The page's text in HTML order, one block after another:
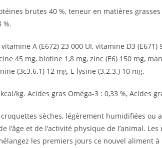
brutes 40 %, teneur en matières
%.
vitamine A (E672) 23 000 UI, vitamine D3
45 mg, biotine 1,8 mg, zinc (E6) 150 mg,
(3c3.6.1) 12 mg, L-lysine (3.2.3.) 10 mg.
kg. Acides gras Oméga-3 : 0,33 %, Acides
croquettes sèches, légèrement humidifiées
l’âge et de l’activité physique de l’animal.
les premiers jours ce nouvel aliment